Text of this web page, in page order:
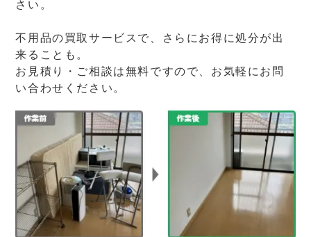
さい。
不用品の買取サービスで、さらにお得に処分が出
来ることも。
お見積り・ご相談は無料ですので、お気軽にお問
い合わせください。